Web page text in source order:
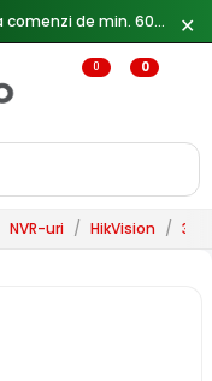
✕
0 0
NVR-uri / HikVision / 32